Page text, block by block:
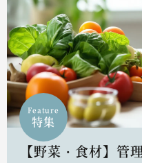
Feature
特集
【野菜・食材】管